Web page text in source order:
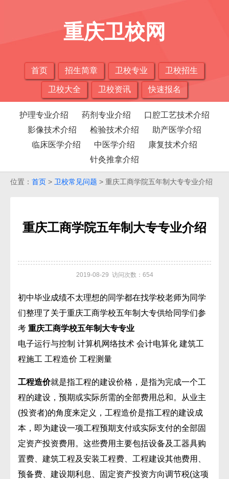
重庆卫校网
首页 招生简章 卫校专业 卫校招生
卫校大全 卫校资讯 快速报名
护理专业介绍 药剂专业介绍
口腔工艺技术介绍
影像技术介绍
检验技术介绍
助产医学介绍
临床医学介绍
中医学介绍
康复技术介绍
针灸推拿介绍
位置： 首页 > 卫校常见问题 > 重庆工商学院五年制大专专业介绍
重庆工商学院五年制大专专业介绍
2019-08-29 访问次数：654
初中毕业成绩不太理想的同学都在找学校老师为同学
们整理了关于重庆工商学校五年制大专供给同学们参
考 重庆工商学校五年制大专专业
电子运行与控制 计算机网络技术 会计电算化 建筑工
程施工 工程造价 工程测量
工程造价就是指工程的建设价格，是指为完成一个工
程的建设，预期或实际所需的全部费用总和。从业主
(投资者)的角度来定义，工程造价是指工程的建设成
本，即为建设一项工程预期支付或实际支付的全部固
定资产投资费用。这些费用主要包括设备及工器具购
置费、建筑工程及安装工程费、工程建设其他费用、
预备费、建设期利息、固定资产投资方向调节税(这项